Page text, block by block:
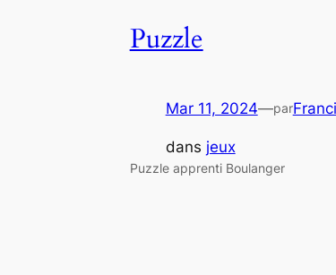
Puzzle
Mar 11, 2024—par
dans jeux
Puzzle apprenti Boulanger